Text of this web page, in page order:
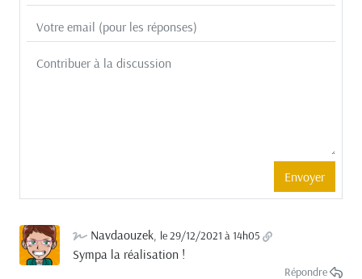
Navdaouzek, le 29/12/2021 à 14h05
Sympa la réalisation !
Répondre